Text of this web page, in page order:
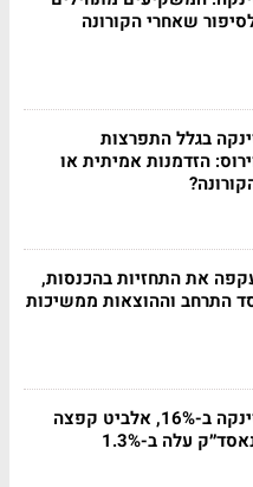
שאחרי הקורונה
בגלל התפרצות
הזדמנות אמיתית או
את התחזיות בהכנסות,
התרחב וההוצאות ממשיכות
מודרנה זינקה ב-16%, אלביט קפצה